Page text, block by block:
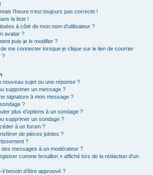
l’heure n’est toujours pas correcte !
la liste !
à côté de mon nom d’utilisateur ?
avatar ?
puis-je le modifier ?
de me connecter lorsque je clique sur le lien de courrier
?
nouveau sujet ou une réponse ?
supprimer un message ?
signature à mon message ?
?
plus d’options à un sondage ?
supprimer un sondage ?
à un forum ?
de pièces jointes ?
?
messages à un modérateur ?
comme brouillon » affiché lors de la rédaction d’un
besoin d’être approuvé ?